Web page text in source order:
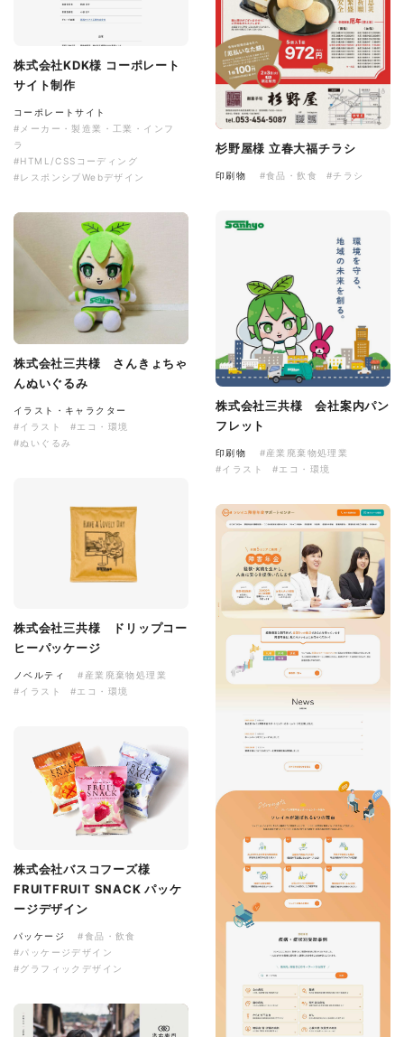
株式会社KDK様 コーポレート
サイト制作
コーポレートサイト
#メーカー・製造業・工業・インフ
ラ
#HTML/CSSコーディング
#レスポンシブWebデザイン
杉野屋様 立春大福チラシ
印刷物 #食品・飲食 #チラシ
株式会社三共様 会社案内パン
フレット
印刷物
#産業廃棄物処理業
#イラスト
#エコ・環境
株式会社三共様 さんきょちゃ
んぬいぐるみ
イラスト・キャラクター
#イラスト
#エコ・環境
#ぬいぐるみ
株式会社三共様 ドリップコー
ヒーパッケージ
ノベルティ
#産業廃棄物処理業
#イラスト
#エコ・環境
株式会社バスコフーズ様
FRUITFRUIT SNACK パッケ
ージデザイン
パッケージ
#食品・飲食
#パッケージデザイン
#グラフィックデザイン